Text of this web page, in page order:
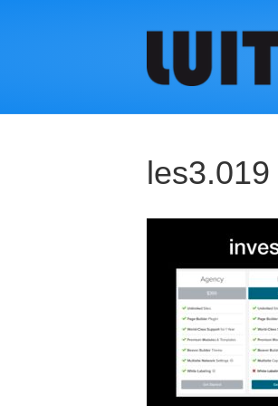
les3.019